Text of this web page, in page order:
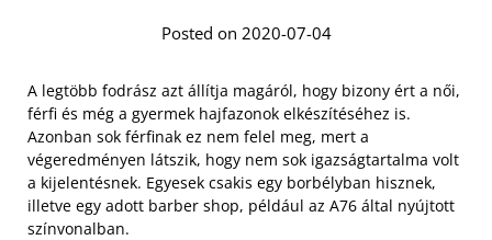
Posted on 2020-07-04
A legtöbb fodrász azt állítja magáról, hogy bizony ért a női,
férfi és még a gyermek hajfazonok elkészítéséhez is.
Azonban sok férfinak ez nem felel meg, mert a
végeredményen látszik, hogy nem sok igazságtartalma volt
a kijelentésnek. Egyesek csakis egy borbélyban hisznek,
illetve egy adott barber shop, például az A76 által nyújtott
színvonalban.